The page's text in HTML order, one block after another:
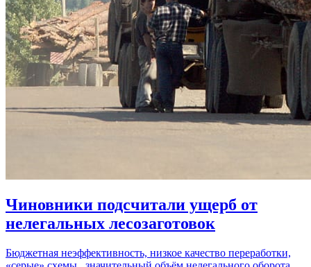
Чиновники подсчитали ущерб от
нелегальных лесозаготовок
Бюджетная неэффективность, низкое качество переработки,